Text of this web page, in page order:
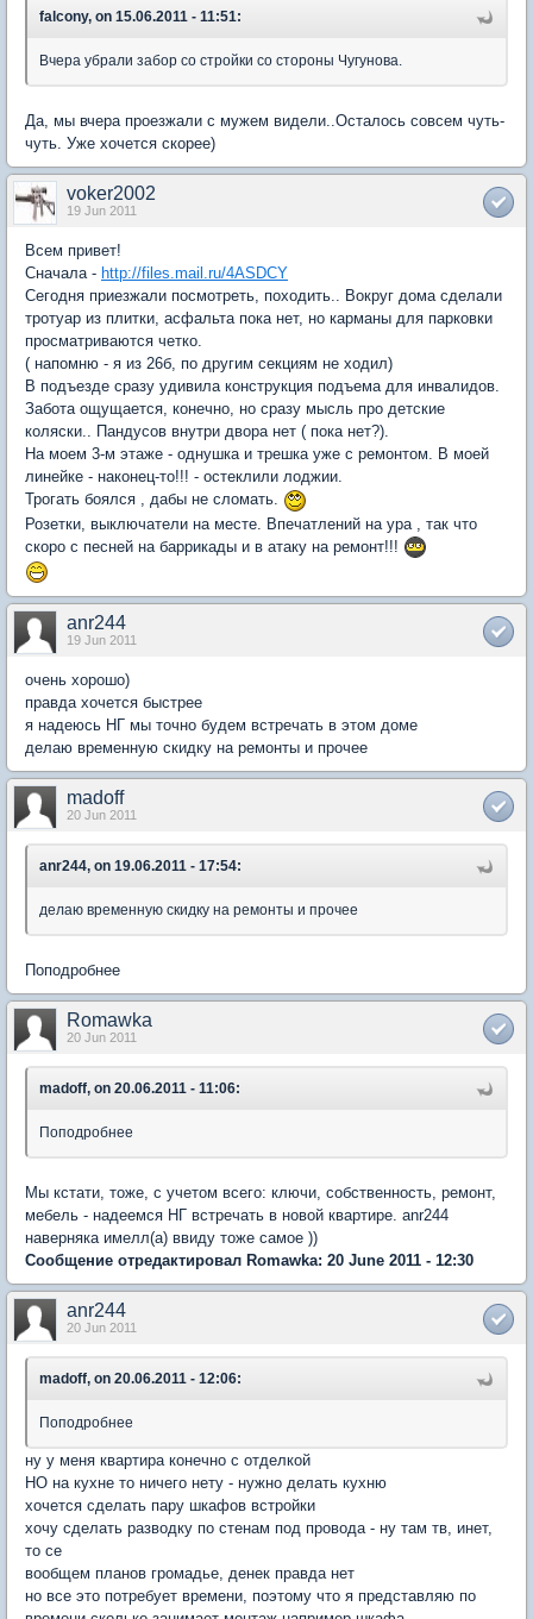
falcony, on 15.06.2011 - 11:51:
Вчера убрали забор со стройки со стороны Чугунова.
Да, мы вчера проезжали с мужем видели..Осталось совсем чуть-
чуть. Уже хочется скорее)
voker2002
19 Jun 2011
Всем привет!
Сначала - http://files.mail.ru/4ASDCY
Сегодня приезжали посмотреть, походить.. Вокруг дома сделали
тротуар из плитки, асфальта пока нет, но карманы для парковки
просматриваются четко.
( напомню - я из 26б, по другим секциям не ходил)
В подъезде сразу удивила конструкция подъема для инвалидов.
Забота ощущается, конечно, но сразу мысль про детские
коляски.. Пандусов внутри двора нет ( пока нет?).
На моем 3-м этаже - однушка и трешка уже с ремонтом. В моей
линейке - наконец-то!!! - остеклили лоджии.
Трогать боялся , дабы не сломать.
Розетки, выключатели на месте. Впечатлений на ура , так что
скоро с песней на баррикады и в атаку на ремонт!!!
anr244
19 Jun 2011
очень хорошо)
правда хочется быстрее
я надеюсь НГ мы точно будем встречать в этом доме
делаю временную скидку на ремонты и прочее
madoff
20 Jun 2011
anr244, on 19.06.2011 - 17:54:
делаю временную скидку на ремонты и прочее
Поподробнее
Romawka
20 Jun 2011
madoff, on 20.06.2011 - 11:06:
Поподробнее
Мы кстати, тоже, с учетом всего: ключи, собственность, ремонт,
мебель - надеемся НГ встречать в новой квартире. anr244
наверняка имелл(а) ввиду тоже самое ))
Сообщение отредактировал Romawka: 20 June 2011 - 12:30
anr244
20 Jun 2011
madoff, on 20.06.2011 - 12:06:
Поподробнее
ну у меня квартира конечно с отделкой
НО на кухне то ничего нету - нужно делать кухню
хочется сделать пару шкафов встройки
хочу сделать разводку по стенам под провода - ну там тв, инет,
то се
вообщем планов громадье, денек правда нет
но все это потребует времени, поэтому что я представляю по